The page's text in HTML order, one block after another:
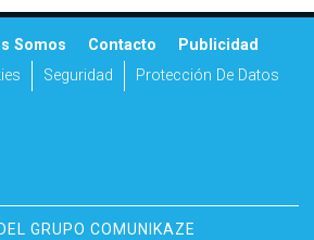
Somos Contacto
Publicidad
Seguridad Protección De Datos
GRUPO COMUNIKAZE